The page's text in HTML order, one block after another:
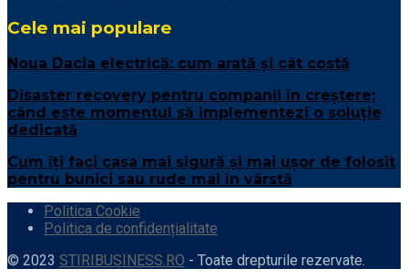
Cele mai populare
Noua Dacia electrică: cum arată și cât costă
Disaster recovery pentru companii în creștere:
când este momentul să implementezi o soluție
dedicată
Cum îți faci casa mai sigură și mai ușor de folosit
pentru bunici sau rude mai în vârstă
Politica Cookie
Politica de confidențialitate
© 2023 STIRIBUSINESS.RO - Toate drepturile rezervate.